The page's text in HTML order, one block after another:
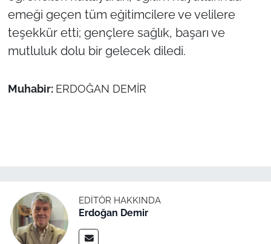
emeği geçen tüm eğitimcilere ve velilere
teşekkür etti; gençlere sağlık, başarı ve
mutluluk dolu bir gelecek diledi.
Muhabir: ERDOĞAN DEMİR
EDITÖR HAKKINDA
Erdoğan Demir